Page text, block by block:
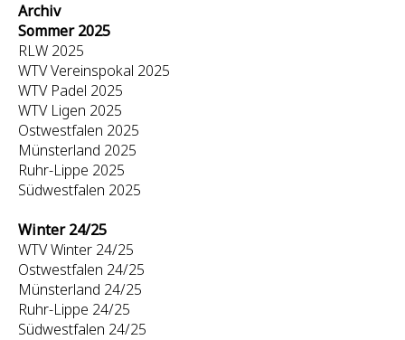
Archiv
Sommer 2025
RLW 2025
WTV Vereinspokal 2025
WTV Padel 2025
WTV Ligen 2025
Ostwestfalen 2025
Münsterland 2025
Ruhr-Lippe 2025
Südwestfalen 2025
Winter 24/25
WTV Winter 24/25
Ostwestfalen 24/25
Münsterland 24/25
Ruhr-Lippe 24/25
Südwestfalen 24/25